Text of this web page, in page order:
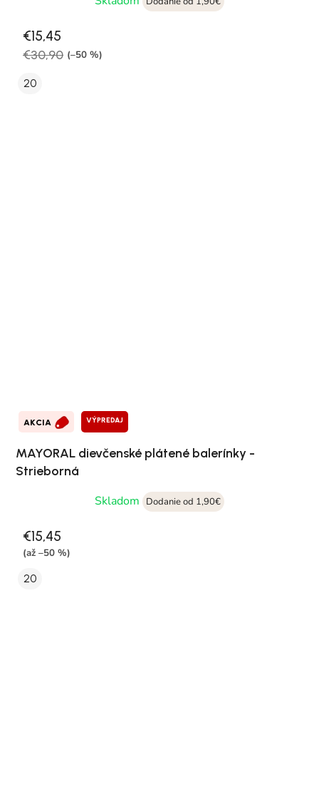
€15,45
€30,90 (–50 %)
20
AKCIA VÝPREDAJ
MAYORAL dievčenské plátené balerínky -
Strieborná
Skladom
Dodanie od 1,90€
€15,45
(až –50 %)
20